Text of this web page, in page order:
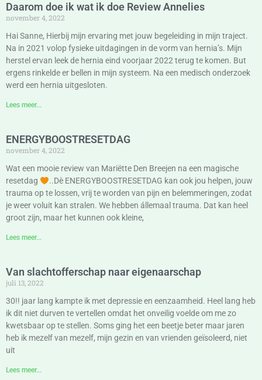
Daarom doe ik wat ik doe Review Annelies
november 4, 2022
Hai Sanne, Hierbij mijn ervaring met jouw begeleiding in mijn traject.
Na in 2021 volop fysieke uitdagingen in de vorm van hernia’s. Mijn
herstel ervan leek de hernia eind voorjaar 2022 terug te komen. But
ergens rinkelde er bellen in mijn systeem. Na een medisch onderzoek
werd een hernia uitgesloten.
Lees meer...
ENERGYBOOSTRESETDAG
november 4, 2022
Wat een mooie review van Mariëtte Den Breejen na een magische
resetdag
..Dè ENERGYBOOSTRESETDAG kan ook jou helpen, jouw
trauma op te lossen, vrij te worden van pijn en belemmeringen, zodat
je weer voluit kan stralen. We hebben állemaal trauma. Dat kan heel
groot zijn, maar het kunnen ook kleine,
Lees meer...
Van slachtofferschap naar eigenaarschap
juli 13, 2022
30!! jaar lang kampte ik met depressie en eenzaamheid. Heel lang heb
ik dit niet durven te vertellen omdat het onveilig voelde om me zo
kwetsbaar op te stellen. Soms ging het een beetje beter maar jaren
heb ik mezelf van mezelf, mijn gezin en van vrienden geïsoleerd, niet
uit
Lees meer...